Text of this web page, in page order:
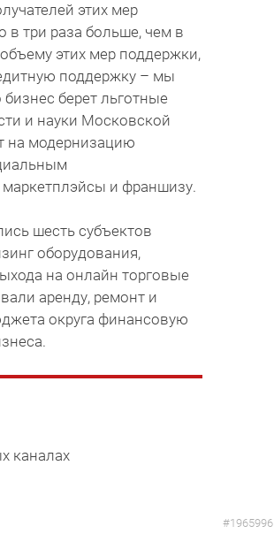
этих мер
в три раза больше, чем в
этих мер поддержки,
поддержку – мы
берет льготные
и науки Московской
на модернизацию
и франшизу.
шесть субъектов
оборудования,
на онлайн торговые
аренду, ремонт и
округа финансовую
каналах
#1965996